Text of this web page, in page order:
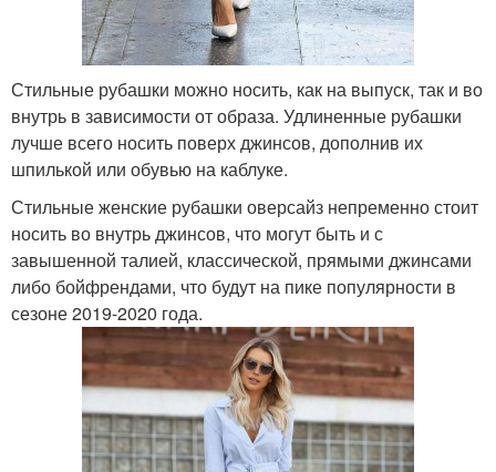
Стильные рубашки можно носить, как на выпуск, так и во
внутрь в зависимости от образа. Удлиненные рубашки
лучше всего носить поверх джинсов, дополнив их
шпилькой или обувью на каблуке.
Стильные женские рубашки оверсайз непременно стоит
носить во внутрь джинсов, что могут быть и с
завышенной талией, классической, прямыми джинсами
либо бойфрендами, что будут на пике популярности в
сезоне 2019-2020 года.